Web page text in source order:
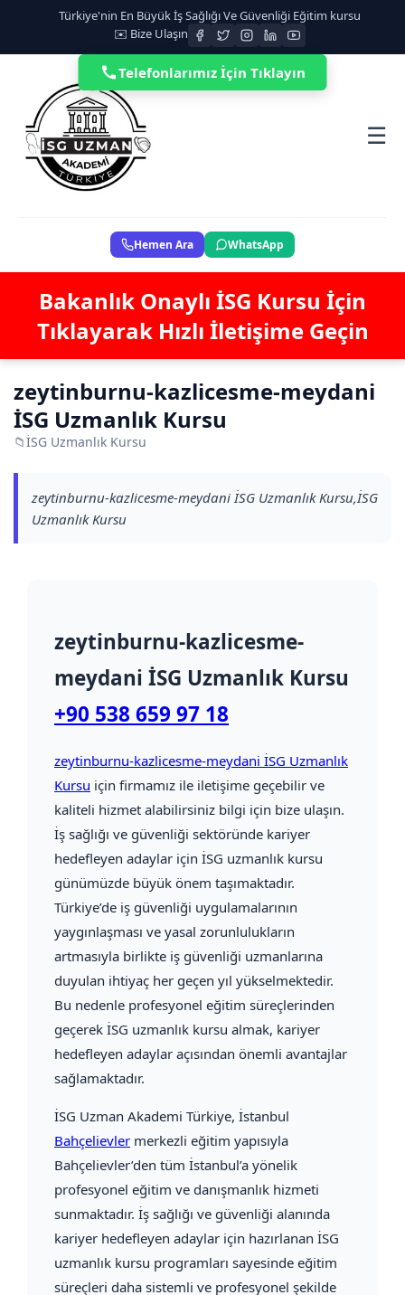
Türkiye'nin En Büyük İş Sağlığı Ve Güvenliği Eğitim kursu
✉️ Bize Ulaşın
☰
Hemen Ara WhatsApp
Bakanlık Onaylı İSG Kursu İçin
Tıklayarak Hızlı İletişime Geçin
zeytinburnu-kazlicesme-meydani
İSG Uzmanlık Kursu
📁İSG Uzmanlık Kursu
zeytinburnu-kazlicesme-meydani İSG Uzmanlık Kursu,İSG
Uzmanlık Kursu
zeytinburnu-kazlicesme-
meydani İSG Uzmanlık Kursu
+90 538 659 97 18
zeytinburnu-kazlicesme-meydani İSG Uzmanlık
Kursu için firmamız ile iletişime geçebilir ve
kaliteli hizmet alabilirsiniz bilgi için bize ulaşın.
İş sağlığı ve güvenliği sektöründe kariyer
hedefleyen adaylar için İSG uzmanlık kursu
günümüzde büyük önem taşımaktadır.
Türkiye’de iş güvenliği uygulamalarının
yaygınlaşması ve yasal zorunlulukların
artmasıyla birlikte iş güvenliği uzmanlarına
duyulan ihtiyaç her geçen yıl yükselmektedir.
Bu nedenle profesyonel eğitim süreçlerinden
geçerek İSG uzmanlık kursu almak, kariyer
hedefleyen adaylar açısından önemli avantajlar
sağlamaktadır.
İSG Uzman Akademi Türkiye, İstanbul
Bahçelievler merkezli eğitim yapısıyla
Bahçelievler’den tüm İstanbul’a yönelik
profesyonel eğitim ve danışmanlık hizmeti
sunmaktadır. İş sağlığı ve güvenliği alanında
kariyer hedefleyen adaylar için hazırlanan İSG
uzmanlık kursu programları sayesinde eğitim
süreçleri daha sistemli ve profesyonel şekilde
Telefonlarımız İçin Tıklayın